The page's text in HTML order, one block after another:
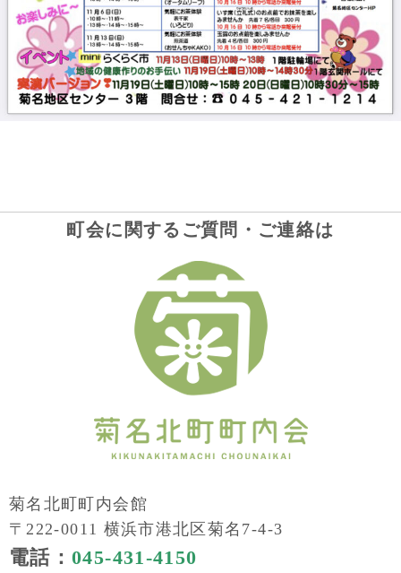
町会に関するご質問・ご連絡は
菊名北町町内会館
〒222-0011 横浜市港北区菊名7-4-3
電話：045-431-4150